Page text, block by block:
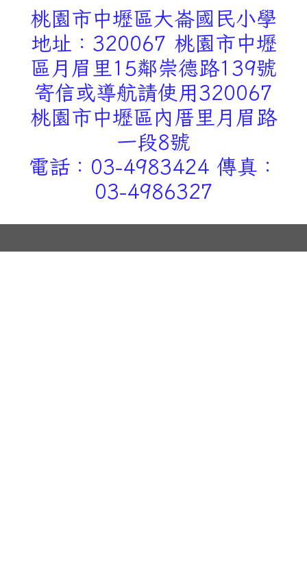
桃園市中壢區大崙國民小學
地址：320067 桃園市中壢
區月眉里15鄰崇德路139號
寄信或導航請使用320067
桃園市中壢區內厝里月眉路
一段8號
電話：03-4983424 傳真：
03-4986327